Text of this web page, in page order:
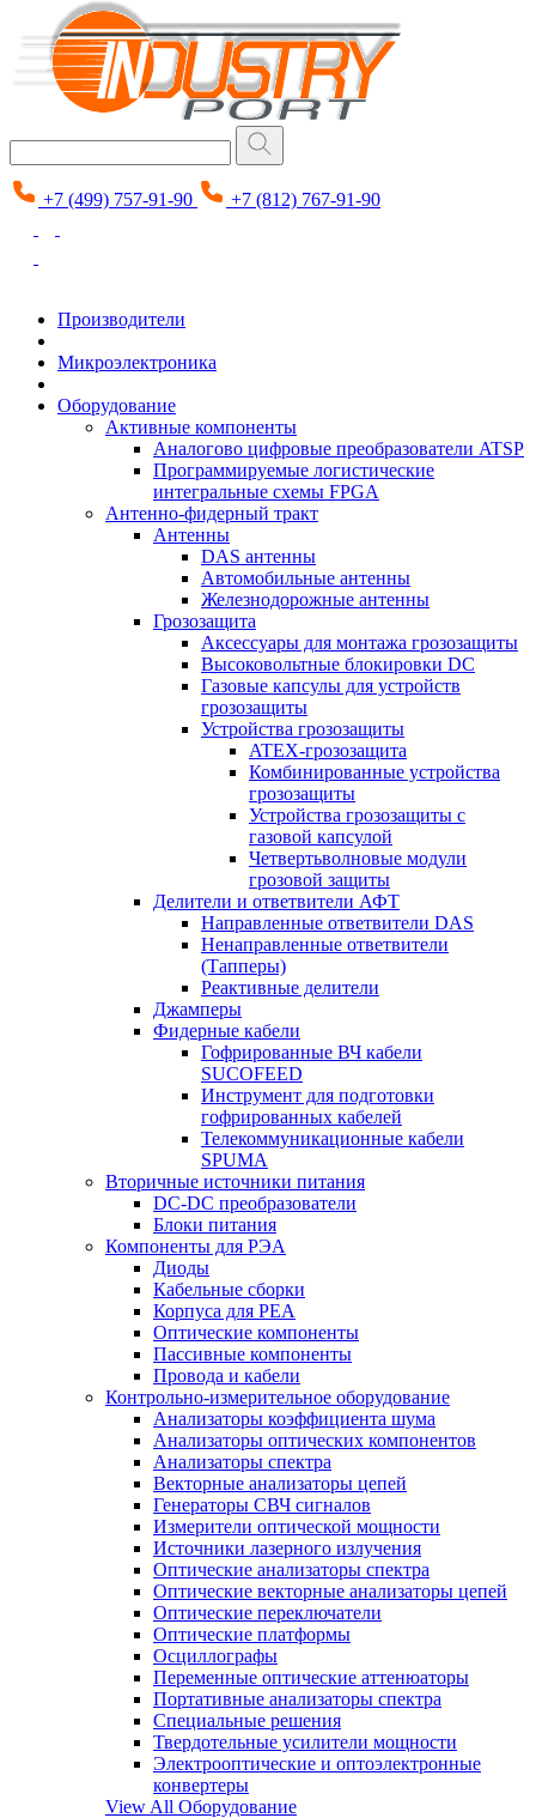
+7 (499) 757-91-90 +7 (812) 767-91-90
Производители
Микроэлектроника
Оборудование
Активные компоненты
Аналогово цифровые преобразователи ATSP
Программируемые логистические
интегральные схемы FPGA
Антенно-фидерный тракт
Антенны
DAS антенны
Автомобильные антенны
Железнодорожные антенны
Грозозащита
Аксессуары для монтажа грозозащиты
Высоковольтные блокировки DC
Газовые капсулы для устройств
грозозащиты
Устройства грозозащиты
ATEX-грозозащита
Комбинированные устройства
грозозащиты
Устройства грозозащиты с
газовой капсулой
Четвертьволновые модули
грозовой защиты
Делители и ответвители АФТ
Направленные ответвители DAS
Ненаправленные ответвители
(Тапперы)
Реактивные делители
Джамперы
Фидерные кабели
Гофрированные ВЧ кабели
SUCOFEED
Инструмент для подготовки
гофрированных кабелей
Телекоммуникационные кабели
SPUMA
Вторичные источники питания
DC-DC преобразователи
Блоки питания
Компоненты для РЭА
Диоды
Кабельные сборки
Корпуса для РЕА
Оптические компоненты
Пассивные компоненты
Провода и кабели
Контрольно-измерительное оборудование
Анализаторы коэффициента шума
Анализаторы оптических компонентов
Анализаторы спектра
Векторные анализаторы цепей
Генераторы СВЧ сигналов
Измерители оптической мощности
Источники лазерного излучения
Оптические анализаторы спектра
Оптические векторные анализаторы цепей
Оптические переключатели
Оптические платформы
Осциллографы
Переменные оптические аттенюаторы
Портативные анализаторы спектра
Специальные решения
Твердотельные усилители мощности
Электрооптические и оптоэлектронные
конвертеры
View All Оборудование